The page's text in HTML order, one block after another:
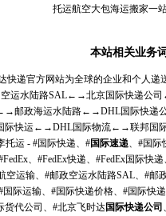
托运航空大包海运搬家一
本站相关业务
快递官方网站为全球的企业和个人递
空运水陆路SAL←→北京国际快递公司
邮政海运水陆路←→DHL国际快递
际快运←→DHL国际物流←→联邦国
托运 - #国际快递、#国际速递、#国际
、#FedEx快递、#FedEx国际快
空运输、#邮政空运水陆路SAL、#
际运输、#国际快递价格、#国际快
货代公司、#北京飞时达国际快递公司